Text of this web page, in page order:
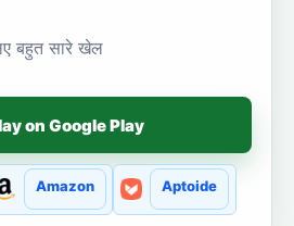
बहुत सारे खेल
on Google Play
Amazon Aptoide